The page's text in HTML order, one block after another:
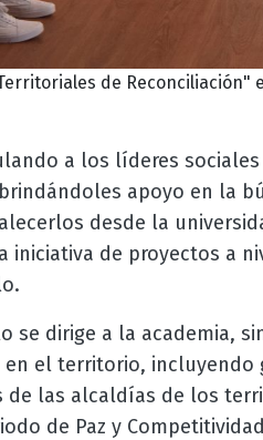
de Reconciliación"
a los líderes
apoyo en la
desde la
iniciativa de proyectos a
se dirige a la academia,
el territorio, incluyendo
de las alcaldías de los
de Paz y